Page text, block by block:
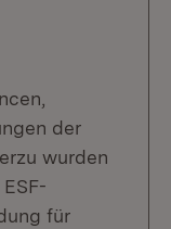
der
wurden
für